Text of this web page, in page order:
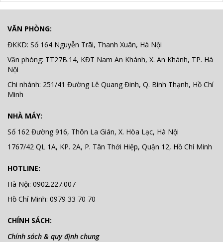
VĂN PHÒNG:
ĐKKD: Số 164 Nguyễn Trãi, Thanh Xuân, Hà Nội
Văn phòng: TT27B.14, KĐT Nam An Khánh, X. An Khánh, TP. Hà
Nội
Chi nhánh: 251/41 Đường Lê Quang Đinh, Q. Bình Thạnh, Hồ Chí
Minh
NHÀ MÁY:
Số 162 Đường 916, Thôn La Gián, X. Hòa Lạc, Hà Nội
1767/42 QL 1A, KP. 2A, P. Tân Thới Hiệp, Quận 12, Hồ Chí Minh
HOTLINE:
Hà Nội: 0902.227.007
Hồ Chí Minh: 0979 33 70 70
CHÍNH SÁCH:
Chính sách & quy định chung